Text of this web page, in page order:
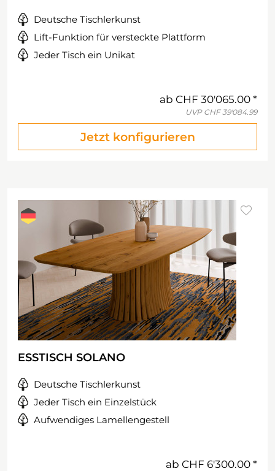
Deutsche Tischlerkunst
Lift-Funktion für versteckte Plattform
Jeder Tisch ein Unikat
ab CHF 30'065.00
UVP CHF 39'084.99
Jetzt konfigurieren
ESSTISCH SOLANO
Deutsche Tischlerkunst
Jeder Tisch ein Einzelstück
Aufwendiges Lamellengestell
ab CHF 6'300.00